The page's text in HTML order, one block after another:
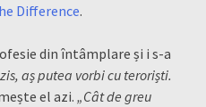
Difference.
din întâmplare și i s-a
aș putea vorbi cu teroriști.
el azi. „Cât de greu